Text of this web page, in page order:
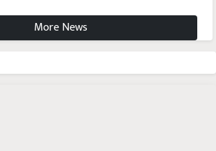
More News